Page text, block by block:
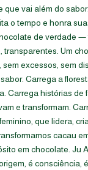
que vai além do
o tempo e honra
de verdade —
transparentes. Um
excessos, sem
Carrega a
Carrega histórias de
e transformam.
que lidera,
cacau
em chocolate. Ju
é consciência,